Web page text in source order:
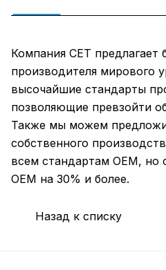
Компания CET предлагает
производителя мирового
высочайшие стандарты
позволяющие превзойти
Также мы можем
собственного
всем стандартам OEM,
OEM на 30% и более.
Назад к списку